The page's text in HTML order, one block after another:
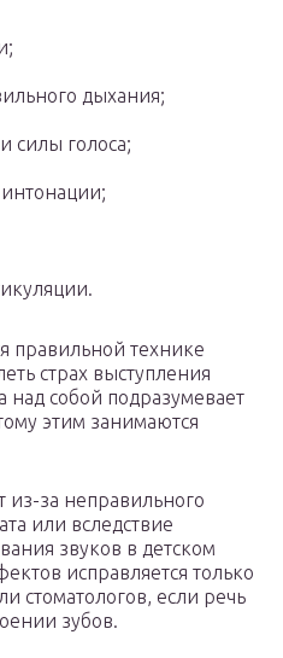
дыхания;
силы голоса;
правильной технике
страх выступления
над собой подразумевает
этим занимаются
за неправильного
или вследствие
звуков в детском
исправляется только
стоматологов, если речь
зубов.